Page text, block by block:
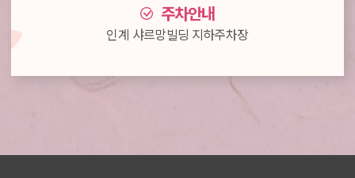
주차안내
인계 샤르망빌딩 지하주차장